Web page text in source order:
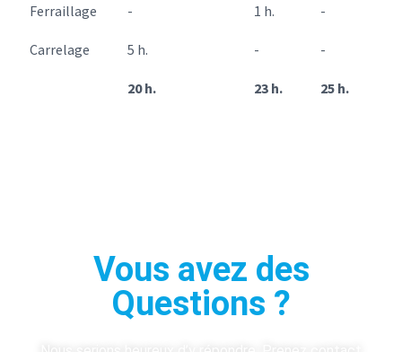
Ferraillage - 1 h. -
Carrelage 5 h. - -
20 h. 23 h. 25 h.
Vous avez des
Questions ?